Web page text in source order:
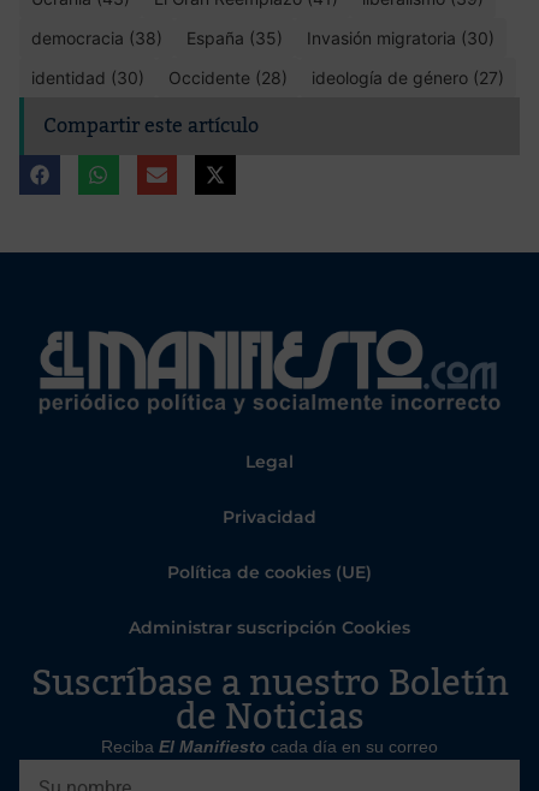
democracia (38)
España (35)
Invasión migratoria (30)
identidad (30)
Occidente (28) ideología de género (27)
Compartir este artículo
Legal
Privacidad
Política de cookies (UE)
Administrar suscripción Cookies
Suscríbase a nuestro Boletín
de Noticias
Reciba El Manifiesto cada día en su correo